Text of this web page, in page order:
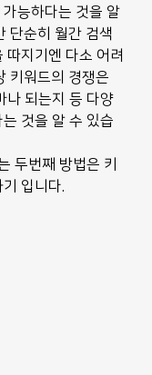
능하다는 것을 알
단순히 월간 검색
따지기엔 다소 어려
키워드의 경쟁은
나 되는지 등 다양
것을 알 수 있습
두번째 방법은 키
입니다.